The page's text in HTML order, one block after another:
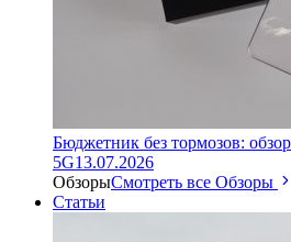
Бюджетник без тормозов:
5G13.07.2026
ОбзорыСмотреть все Обзоры
Статьи